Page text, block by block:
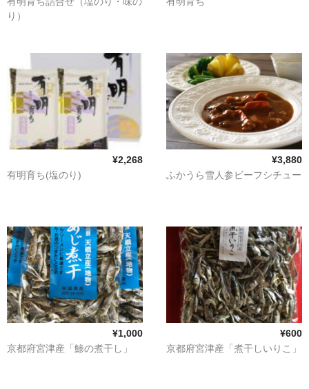
り）
¥2,268
有明育ち(塩のり)
¥3,880
ふかうら雪人参ビーフシチュー
¥1,000
京都府宮津産「鯵の煮干し」
¥600
京都府宮津産「煮干しいりこ」